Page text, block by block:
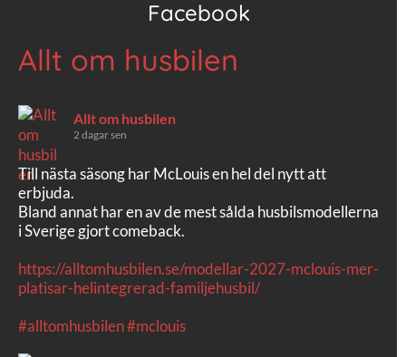
Facebook
Allt om husbilen
Allt om husbilen
2 dagar sen
Till nästa säsong har McLouis en hel del nytt att
erbjuda.
Bland annat har en av de mest sålda husbilsmodellerna
i Sverige gjort comeback.
https://alltomhusbilen.se/modellar-2027-mclouis-mer-
platisar-helintegrerad-familjehusbil/
#alltomhusbilen#mclouis